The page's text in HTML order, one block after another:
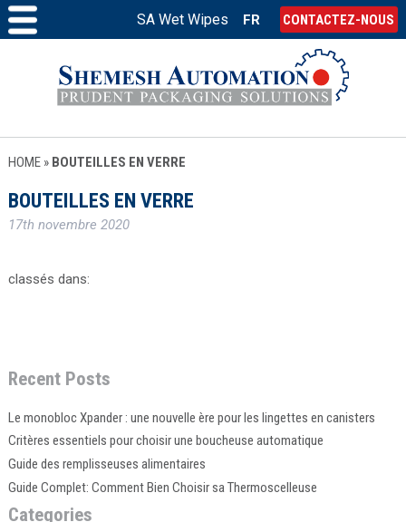
SA Wet Wipes FR CONTACTEZ-NOUS
HOME» BOUTEILLES EN VERRE
BOUTEILLES EN VERRE
17th novembre 2020
classés dans:
Recent Posts
Le monobloc Xpander : une nouvelle ère pour les lingettes en canisters
Critères essentiels pour choisir une boucheuse automatique
Guide des remplisseuses alimentaires
Guide Complet: Comment Bien Choisir sa Thermoscelleuse
Categories